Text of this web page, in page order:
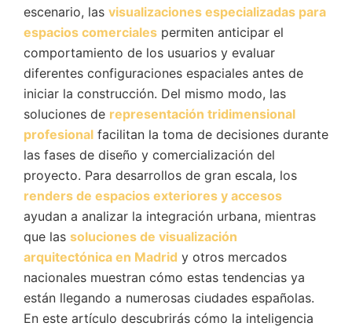
escenario, las visualizaciones especializadas para
espacios comerciales permiten anticipar el
comportamiento de los usuarios y evaluar
diferentes configuraciones espaciales antes de
iniciar la construcción. Del mismo modo, las
soluciones de representación tridimensional
profesional facilitan la toma de decisiones durante
las fases de diseño y comercialización del
proyecto. Para desarrollos de gran escala, los
renders de espacios exteriores y accesos
ayudan a analizar la integración urbana, mientras
que las soluciones de visualización
arquitectónica en Madrid y otros mercados
nacionales muestran cómo estas tendencias ya
están llegando a numerosas ciudades españolas.
En este artículo descubrirás cómo la inteligencia